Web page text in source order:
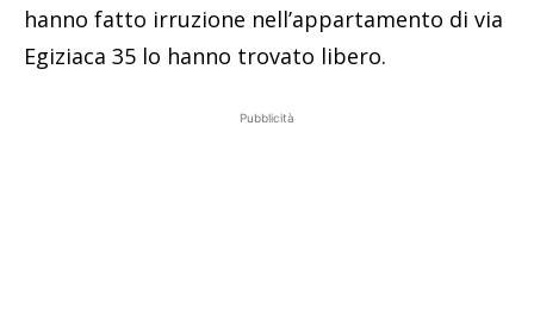
hanno fatto irruzione nell’appartamento di via
Egiziaca 35 lo hanno trovato libero.
Pubblicità